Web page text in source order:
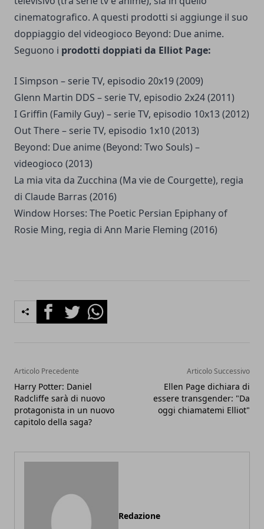
cinematografico. A questi prodotti si aggiunge il suo
doppiaggio del videogioco Beyond: Due anime.
Seguono i prodotti doppiati da Elliot Page:
I Simpson – serie TV, episodio 20x19 (2009)
Glenn Martin DDS – serie TV, episodio 2x24 (2011)
I Griffin (Family Guy) – serie TV, episodio 10x13 (2012)
Out There – serie TV, episodio 1x10 (2013)
Beyond: Due anime (Beyond: Two Souls) –
videogioco (2013)
La mia vita da Zucchina (Ma vie de Courgette), regia
di Claude Barras (2016)
Window Horses: The Poetic Persian Epiphany of
Rosie Ming, regia di Ann Marie Fleming (2016)
FacebookTwitterWhatsapp
Articolo Precedente
Harry Potter: Daniel
Radcliffe sarà di nuovo
protagonista in un nuovo
capitolo della saga?
Articolo Successivo
Ellen Page dichiara di
essere transgender: "Da
oggi chiamatemi Elliot"
Redazione